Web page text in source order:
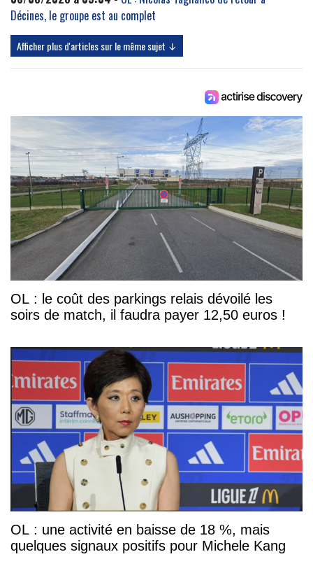
Décines, le groupe est au complet
Afficher plus d'articles sur le même sujet ↓
OL : le coût des parkings relais dévoilé les
soirs de match, il faudra payer 12,50 euros !
OL : une activité en baisse de 18 %, mais
quelques signaux positifs pour Michele Kang